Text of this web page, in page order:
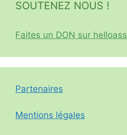
SOUTENEZ NOUS !
Faites un DON sur
Partenaires
Mentions légales